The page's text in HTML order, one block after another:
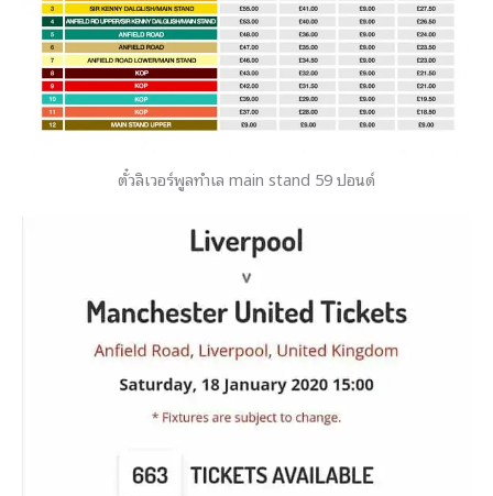
ตั๋วลิเวอร์พูลทำเล main stand 59 ปอนด์